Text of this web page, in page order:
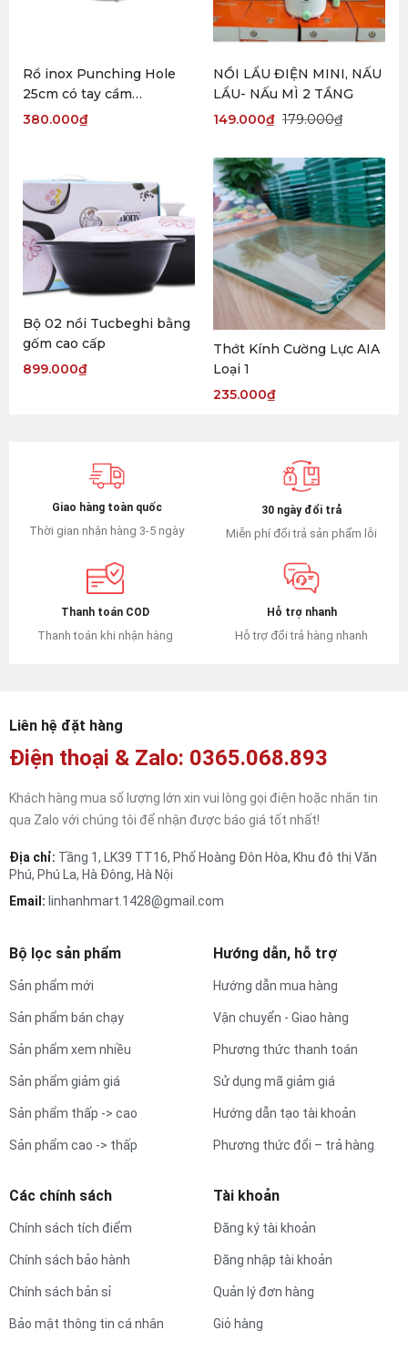
Rổ inox Punching Hole
25cm có tay cầm
Lock&Lock
380.000₫
NỒI LẨU ĐIỆN MINI, NẤU
LẨU- NẤu MÌ 2 TẦNG
179.000₫
149.000₫
Bộ 02 nồi Tucbeghi bằng
gốm cao cấp
899.000₫
Thớt Kính Cường Lực AIA
Loại 1
235.000₫
Giao hàng toàn quốc
Thời gian nhận hàng 3-5 ngày
30 ngày đổi trả
Miễn phí đổi trả sản phẩm lỗi
Thanh toán COD
Thanh toán khi nhận hàng
Hỗ trợ nhanh
Hỗ trợ đổi trả hàng nhanh
Liên hệ đặt hàng
Điện thoại & Zalo: 0365.068.893
Khách hàng mua số lượng lớn xin vui lòng gọi điện hoặc nhắn tin
qua Zalo với chúng tôi để nhận được báo giá tốt nhất!
Địa chỉ: Tầng 1, LK39 TT16, Phố Hoàng Đôn Hòa, Khu đô thị Văn
Phú, Phú La, Hà Đông, Hà Nội
Email: linhanhmart.1428@gmail.com
Bộ lọc sản phẩm
Sản phẩm mới
Sản phẩm bán chạy
Sản phẩm xem nhiều
Sản phẩm giảm giá
Sản phẩm thấp -> cao
Sản phẩm cao -> thấp
Hướng dẫn, hỗ trợ
Hướng dẫn mua hàng
Vận chuyển - Giao hàng
Phương thức thanh toán
Sử dụng mã giảm giá
Hướng dẫn tạo tài khoản
Phương thức đổi – trả hàng
Các chính sách
Chính sách tích điểm
Chính sách bảo hành
Chính sách bản sỉ
Bảo mật thông tin cá nhân
Tài khoản
Đăng ký tài khoản
Đăng nhập tài khoản
Quản lý đơn hàng
Giỏ hàng